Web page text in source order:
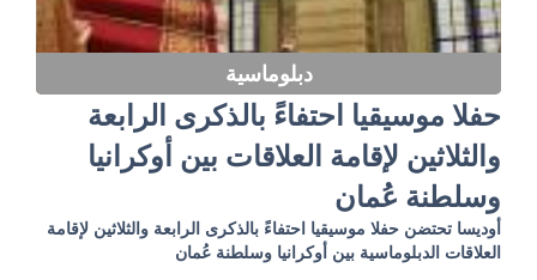
دبلوماسية
حفلا موسيقيا احتفاءً بالذكرى الرابعة
والثلاثين لإقامة العلاقات بين أوكرانيا
وسلطنة عُمان
أوديسا تحتضن حفلا موسيقيا احتفاءً بالذكرى الرابعة والثلاثين لإقامة
العلاقات الدبلوماسية بين أوكرانيا وسلطنة عُمان